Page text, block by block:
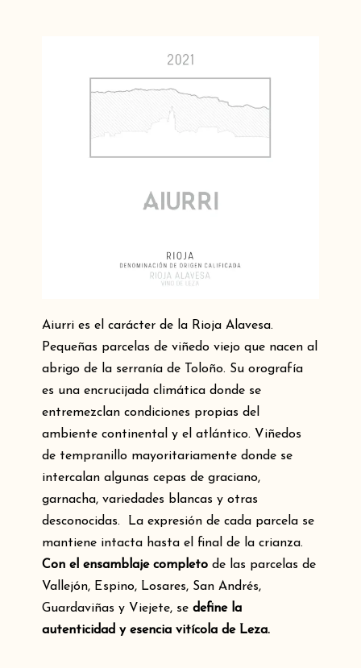
Aiurri es el carácter de la Rioja Alavesa.
Pequeñas parcelas de viñedo viejo que nacen al
abrigo de la serranía de Toloño. Su orografía
es una encrucijada climática donde se
entremezclan condiciones propias del
ambiente continental y el atlántico. Viñedos
de tempranillo mayoritariamente donde se
intercalan algunas cepas de graciano,
garnacha, variedades blancas y otras
desconocidas. La expresión de cada parcela se
mantiene intacta hasta el final de la crianza.
Con el ensamblaje completo de las parcelas de
Vallejón, Espino, Losares, San Andrés,
Guardaviñas y Viejete, se define la
autenticidad y esencia vitícola de Leza.